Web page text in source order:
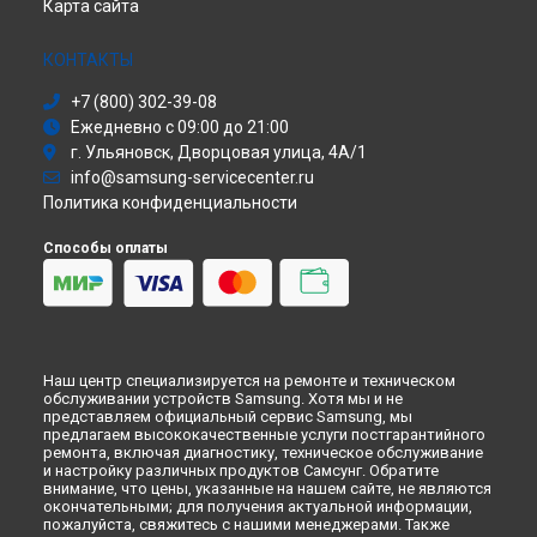
Samsung в
Samsung в Томске
Ремонт посудомоечной машины DW60M6050SS/EG
Samsung вТюмени
Ремонт посудомоечной машины DW60M6050SS/EG
Иркутске
Samsung вСамаре
Ремонт посудомоечной машины DW60M6050SS/EG
Samsung в
Омске
Samsung вПерми
Ремонт посудомоечной машины DW60M6050SS/EG
Samsung вУльяновске
Ремонт посудомоечной машины DW60M6050SS/EG
Samsung вКирове
Ремонт посудомоечной машины DW60M6050SS/EG
Samsung в Москве
Холодильник
Моноблок
Атс
Смарт-часы
Варочная панель
Посудомоечная машина
Морозильная камера
Кондиционер
Духовой шкаф
Вытяжка
Карта сайта
КОНТАКТЫ
+7 (800) 302-39-08
Ежедневно с 09:00 до 21:00
г. Ульяновск, Дворцовая улица, 4А/1
info@samsung-servicecenter.ru
Политика конфиденциальности
Способы оплаты
Наш центр специализируется на ремонте и техническом
обслуживании устройств Samsung. Хотя мы и не
представляем официальный сервис Samsung, мы
предлагаем высококачественные услуги постгарантийного
ремонта, включая диагностику, техническое обслуживание
и настройку различных продуктов Самсунг. Обратите
внимание, что цены, указанные на нашем сайте, не являются
окончательными; для получения актуальной информации,
пожалуйста, свяжитесь с нашими менеджерами. Также